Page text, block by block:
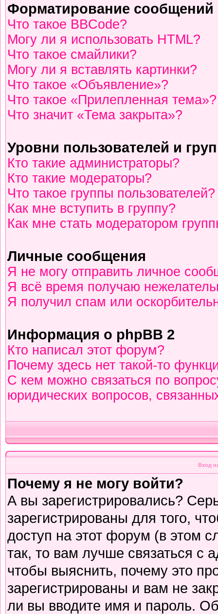
Форматирование
Что такое BBCode?
Могу ли я использовать HTML?
Что такое смайлики?
Могу ли я вставлять картинки?
Что такое «Объявление»?
Что такое «Прилепленная тема»?
Что значит «Тема закрыта»?
Уровни пользователей и
Кто такие администраторы?
Кто такие модераторы?
Что такое группы пользователей?
Как мне вступить в группу?
Как мне стать модератором
Личные сообщения
Я не могу отправить личное
Я всё время получаю
Я получил спам или
Информация о phpBB 2
Кто написал этот форум?
Почему здесь нет такой-то
С кем можно связаться по
юридических вопросов,
Вход
Почему я не могу войти?
А вы зарегистрировались?
зарегистрированы для того,
доступ на этот форум (в этом
так, то вам лучше связаться с
чтобы выяснить, почему это
зарегистрированы и вам не
ли вы вводите имя и пароль.